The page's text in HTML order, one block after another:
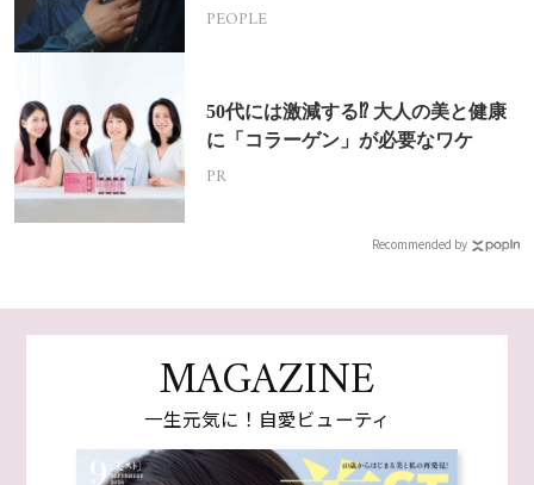
挑戦
PEOPLE
50代には激減する⁉ 大人の美と健康
に「コラーゲン」が必要なワケ
PR
Recommended by
MAGAZINE
一生元気に！自愛ビューティ